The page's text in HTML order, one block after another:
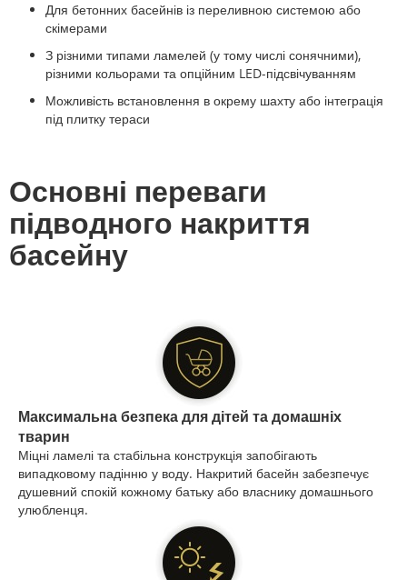
Для бетонних басейнів із переливною системою або
скімерами
З різними типами ламелей (у тому числі сонячними),
різними кольорами та опційним LED-підсвічуванням
Можливість встановлення в окрему шахту або інтеграція
під плитку тераси
Основні переваги
підводного накриття
басейну
Максимальна безпека для дітей та домашніх
тварин
Міцні ламелі та стабільна конструкція запобігають
випадковому падінню у воду. Накритий басейн забезпечує
душевний спокій кожному батьку або власнику домашнього
улюбленця.